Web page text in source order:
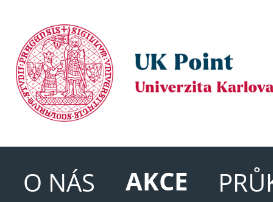
O NÁS AKCE